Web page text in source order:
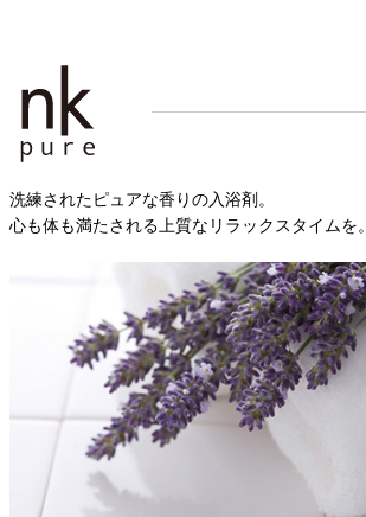
洗練されたピュアな香りの入浴剤。
心も体も満たされる上質なリラックスタイムを。